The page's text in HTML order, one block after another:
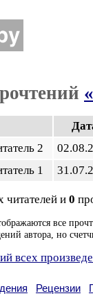
2
1
читателей и 0
все
автора, но
всех
Рецензии